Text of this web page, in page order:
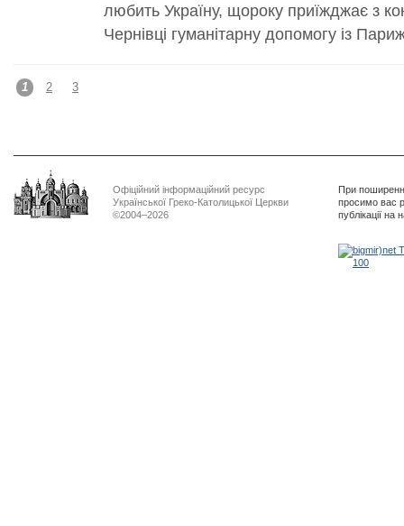
любить Україну, щороку приїжджає з
Чернівці гуманітарну допомогу із
1 2 3
Офіційний інформаційний ресурс
Української Греко-Католицької Церкви
©2004–2026
При
просимо вас
публікації на